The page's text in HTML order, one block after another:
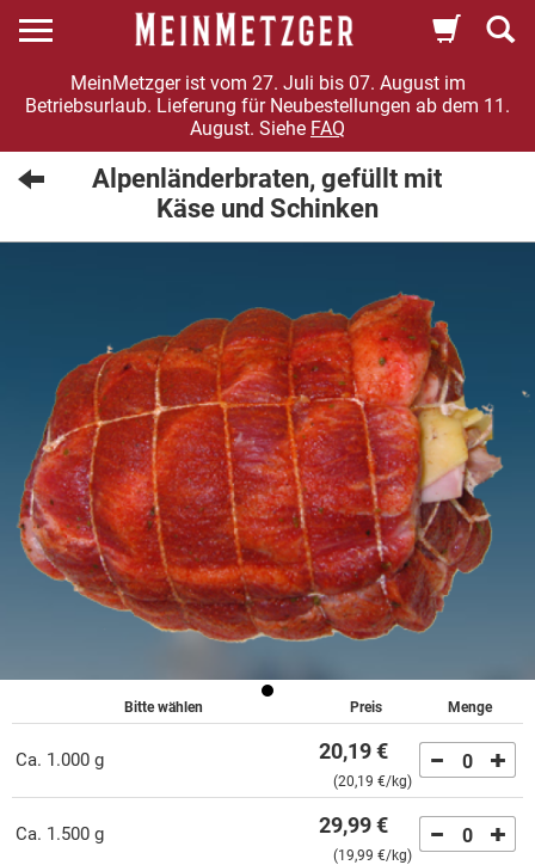
MeinMetzger ist vom 27. Juli bis 07. August im
Betriebsurlaub. Lieferung für Neubestellungen ab dem 11.
August. Siehe FAQ
Alpenländerbraten, gefüllt mit
Käse und Schinken
Bitte wählen Preis Menge
ca. 1.000 g 20,19 €
(20,19 €/kg)
0
ca. 1.500 g 29,99 €
(19,99 €/kg)
0